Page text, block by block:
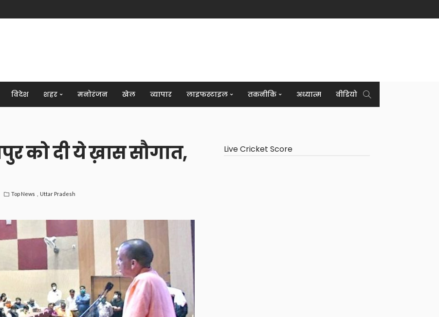
विदेश शहर मनोरंजन खेल व्यापार लाइफस्टाइल तकनीकि अध्यात्म वीडियो
को दी ये ख़ास सौगात,
Top News Uttar Pradesh
Live Cricket Score